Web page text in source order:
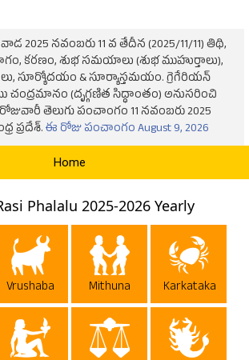
2025 నవంబరు 11 వ తేదీన (2025/11/11) తిథి,
కరణం, శుభ సమయాలు (శుభ ముహుర్తాలు),
సూర్యోదయం & సూర్యాస్తమయం. గ్రెగేరియన్
(దృగ్గణిత సిద్ధాంతం) అనుసరించి
తెలుగు పంచాంగం 11 నవంబరు 2025
ప్రదేశ్.ఈ రోజు పంచాంగం August 9, 2026
Home
Phalalu 2025-2026 Yearly
Vrushaba Mithuna Karkataka